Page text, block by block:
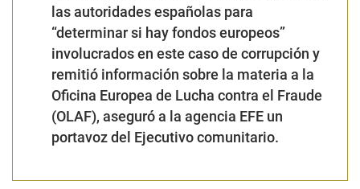
las autoridades españolas para
“determinar si hay fondos europeos”
involucrados en este caso de corrupción y
remitió información sobre la materia a la
Oficina Europea de Lucha contra el Fraude
(OLAF), aseguró a la agencia EFE un
portavoz del Ejecutivo comunitario.